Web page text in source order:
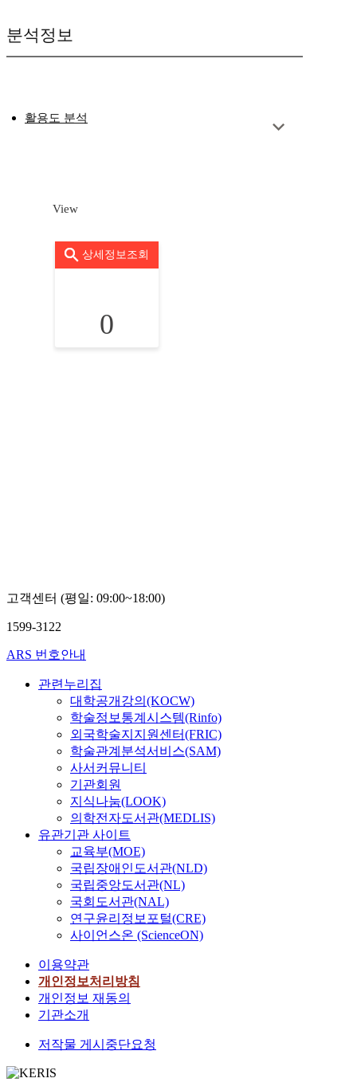
분석정보
활용도 분석
View
상세정보조회
0
고객센터 (평일: 09:00~18:00)
1599-3122
ARS 번호안내
관련누리집
대학공개강의(KOCW)
학술정보통계시스템(Rinfo)
외국학술지지원센터(FRIC)
학술관계분석서비스(SAM)
사서커뮤니티
기관회원
지식나눔(LOOK)
의학전자도서관(MEDLIS)
유관기관 사이트
교육부(MOE)
국립장애인도서관(NLD)
국립중앙도서관(NL)
국회도서관(NAL)
연구윤리정보포털(CRE)
사이언스온 (ScienceON)
이용약관
개인정보처리방침
개인정보 재동의
기관소개
저작물 게시중단요청